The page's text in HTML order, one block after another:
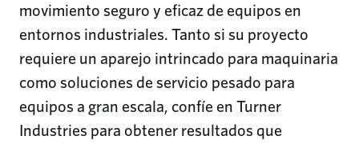
movimiento seguro y eficaz de equipos en
entornos industriales. Tanto si su proyecto
requiere un aparejo intrincado para maquinaria
como soluciones de servicio pesado para
equipos a gran escala, confíe en Turner
Industries para obtener resultados que